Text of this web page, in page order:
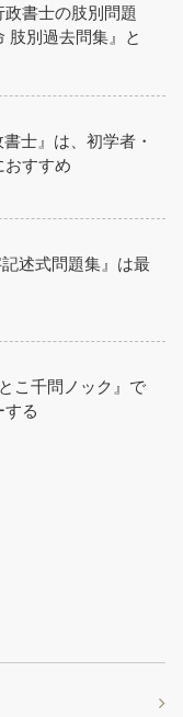
政書士の肢別問題
肢別過去問集』と
士』は、初学者・
すすめ
述式問題集』は最
こ千問ノック』で
る